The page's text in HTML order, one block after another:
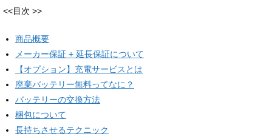
<<目次 >>
商品概要
メーカー保証 + 延長保証について
【オプション】充電サービスとは
廃棄バッテリー無料ってなに？
バッテリーの交換方法
梱包について
長持ちさせるテクニック